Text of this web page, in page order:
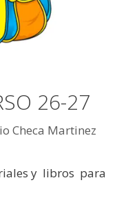
26-27
Checa Martinez
y libros para